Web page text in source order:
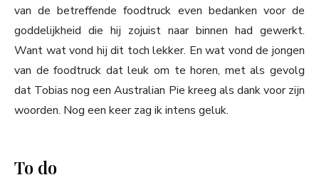
van de betreffende foodtruck even bedanken voor de
goddelijkheid die hij zojuist naar binnen had gewerkt.
Want wat vond hij dit toch lekker. En wat vond de jongen
van de foodtruck dat leuk om te horen, met als gevolg
dat Tobias nog een Australian Pie kreeg als dank voor zijn
woorden. Nog een keer zag ik intens geluk.
To do